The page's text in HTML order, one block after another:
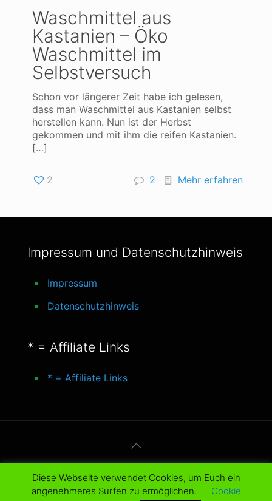
Waschmittel aus
Kastanien – Öko
Waschmittel im
Selbstversuch
Schon vor längerer Zeit habe ich gelesen,
dass man Waschmittel aus Kastanien selbst
herstellen kann. Nun ist der Herbst
gekommen und mit ihm die reifen Kastanien.
[…]
2 2 Mehr erfahren
Impressum und Datenschutzhinweis
Impressum
Datenschutzhinweis
* = Affiliate Links
* = Affiliate Links
© 2016-2025 better-life-blog. All Rights
Reserved.
Diese Webseite verwendet Cookies, um Euch ein
angenehmeres Surfen zu ermöglichen.
Cookie